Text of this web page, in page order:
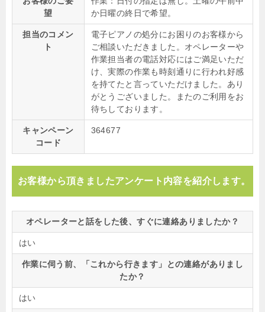
望
か日曜の終日で希望。
担当のコメン
ト
電子ピアノの処分にお困りのお客様から
ご相談いただきました。オペレーターや
作業担当者の電話対応にはご満足いただ
け、実際の作業も時刻通りに行われ好感
を持てたと言っていただけました。あり
がとうございました。またのご利用をお
待ちしております。
キャンペーン
コード
364677
お客様から頂きましたアンケート内容を紹介します。
オペレーターと話をした後、すぐに連絡ありましたか？
はい
作業に伺う前、「これから行きます」との連絡がありまし
たか？
はい